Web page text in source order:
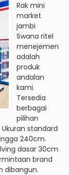
Rak mini
market
jambi
Swana ritel
menejemen
adalah
produk
andalan
kami.
Tersedia
berbagai
pilihan
standard
240cm.
dasar 30cm
brand
dibangun.